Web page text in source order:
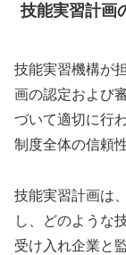
技能実習計画
技能実習機構が
画の認定および
づいて適切に行
制度全体の信頼
技能実習計画は
し、どのような
受け入れ企業と